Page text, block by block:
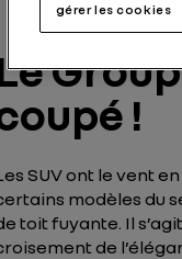
!
SUV ont le vent
modèles du
toit fuyante. Il
de
gérer les cookies